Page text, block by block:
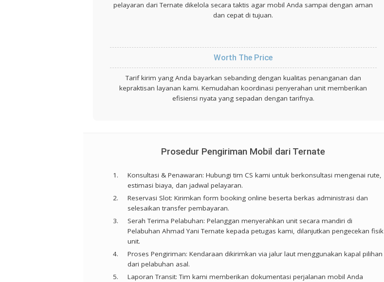
pelayaran dari Ternate dikelola secara taktis agar mobil Anda sampai dengan aman
dan cepat di tujuan.
Worth The Price
Tarif kirim yang Anda bayarkan sebanding dengan kualitas penanganan dan
kepraktisan layanan kami. Kemudahan koordinasi penyerahan unit memberikan
efisiensi nyata yang sepadan dengan tarifnya.
Prosedur Pengiriman Mobil dari Ternate
Konsultasi & Penawaran: Hubungi tim CS kami untuk berkonsultasi mengenai rute,
estimasi biaya, dan jadwal pelayaran.
Reservasi Slot: Kirimkan form booking online beserta berkas administrasi dan
selesaikan transfer pembayaran.
Serah Terima Pelabuhan: Pelanggan menyerahkan unit secara mandiri di
Pelabuhan Ahmad Yani Ternate kepada petugas kami, dilanjutkan pengecekan fisik
unit.
Proses Pengiriman: Kendaraan dikirimkan via jalur laut menggunakan kapal pilihan
dari pelabuhan asal.
Laporan Transit: Tim kami memberikan dokumentasi perjalanan mobil Anda